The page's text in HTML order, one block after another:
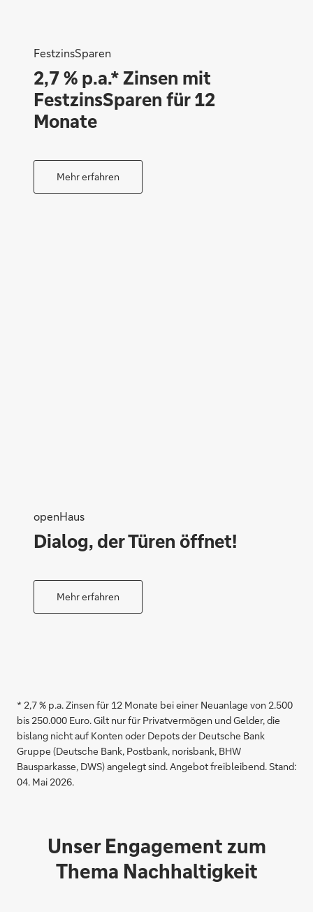
Susanne Simons
FestzinsSparen
2,7 % p.a.* Zinsen mit
FestzinsSparen für 12
Monate
Mehr erfahren
openHaus
Dialog, der Türen öffnet!
Mehr erfahren
* 2,7 % p.a. Zinsen für 12 Monate bei einer Neuanlage von 2.500
bis 250.000 Euro. Gilt nur für Privatvermögen und Gelder, die
bislang nicht auf Konten oder Depots der Deutsche Bank
Gruppe (Deutsche Bank, Postbank, norisbank, BHW
Bausparkasse, DWS) angelegt sind. Angebot freibleibend. Stand:
04. Mai 2026.
Unser Engagement zum
Thema Nachhaltigkeit